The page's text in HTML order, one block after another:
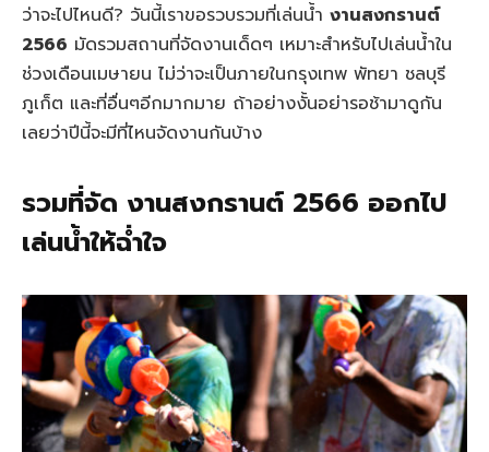
ว่าจะไปไหนดี? วันนี้เราขอรวบรวมที่เล่นน้ำ งานสงกรานต์
2566 มัดรวมสถานที่จัดงานเด็ดๆ เหมาะสำหรับไปเล่นน้ำใน
ช่วงเดือนเมษายน ไม่ว่าจะเป็นภายในกรุงเทพ พัทยา ชลบุรี
ภูเก็ต และที่อื่นๆอีกมากมาย ถ้าอย่างงั้นอย่ารอช้ามาดูกัน
เลยว่าปีนี้จะมีที่ไหนจัดงานกันบ้าง
รวมที่จัด งานสงกรานต์ 2566 ออกไป
เล่นน้ำให้ฉ่ำใจ